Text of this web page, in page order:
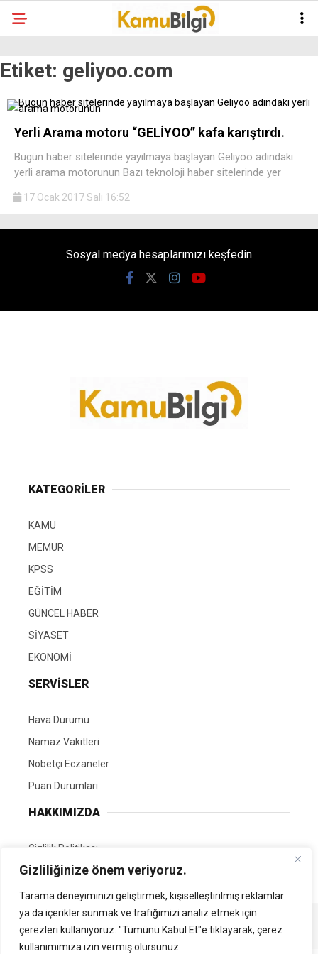
Gizliliğinize önem veriyoruz.
Tarama deneyiminizi geliştirmek, kişiselleştirilmiş reklamlar
ya da içerikler sunmak ve trafiğimizi analiz etmek için
çerezleri kullanıyoruz. "Tümünü Kabul Et"e tıklayarak, çerez
kullanımımıza izin vermiş olursunuz.
Etiket: geliyoo.com
Yerli Arama motoru “GELİYOO” kafa karıştırdı.
Bugün haber sitelerinde yayılmaya başlayan Geliyoo adındaki
yerli arama motorunun Bazı teknoloji haber sitelerinde yer
17 Ocak 2017 Salı 16:52
Sosyal medya hesaplarımızı keşfedin
KATEGORİLER
KAMU
MEMUR
KPSS
EĞİTİM
GÜNCEL HABER
SİYASET
EKONOMİ
SERVİSLER
Hava Durumu
Namaz Vakitleri
Nöbetçi Eczaneler
Puan Durumları
HAKKIMIZDA
Gizlilik Politikası
GÖNÜLLÜ EDİTÖRÜMÜZ OL
Tüm Hakları Saklıdır. | Kamubilgi.com | 2026